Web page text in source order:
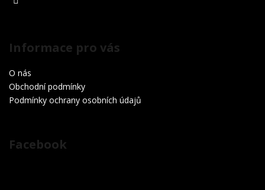
Informace pro vás
O nás
Obchodní podmínky
Podmínky ochrany osobních údajů
Facebook